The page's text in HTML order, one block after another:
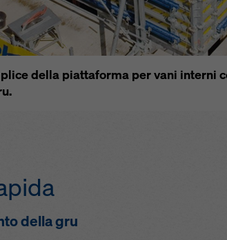
della piattaforma per vani interni
della gru
trovare ulteriori informazioni sui nostri
privacy. Vi offriamo inoltre la possibilità di
avanzate dei cookie).